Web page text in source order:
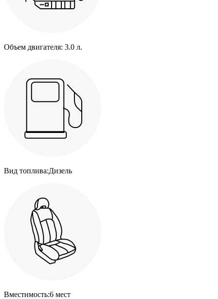
Объем двигателя: 3.0 л.
Вид топлива:Дизель
Вместимость:6 мест